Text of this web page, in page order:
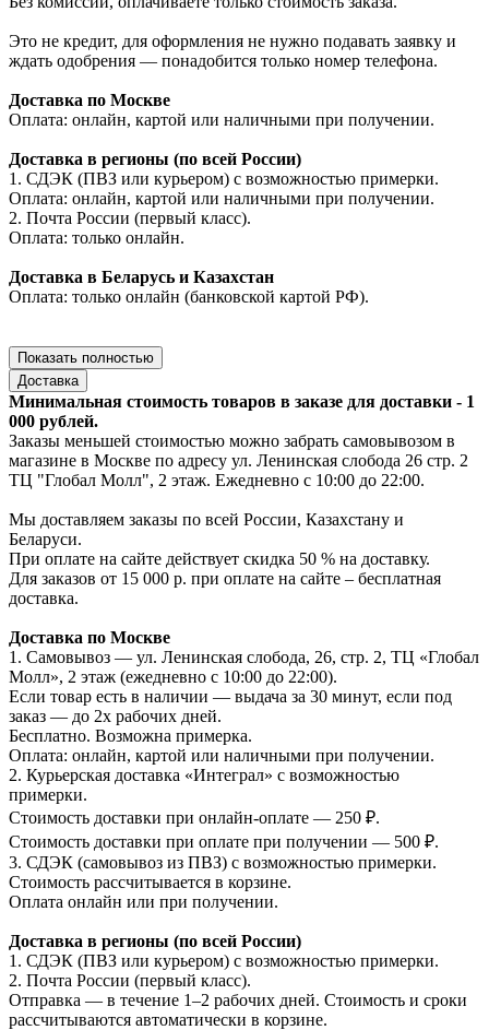
Это не кредит, для оформления не нужно подавать заявку и
ждать одобрения — понадобится только номер телефона.
Доставка по Москве
Оплата: онлайн, картой или наличными при получении.
Доставка в регионы (по всей России)
1. СДЭК (ПВЗ или курьером) с возможностью примерки.
Оплата: онлайн, картой или наличными при получении.
2. Почта России (первый класс).
Оплата: только онлайн.
Доставка в Беларусь и Казахстан
Оплата: только онлайн (банковской картой РФ).
Показать полностью
Доставка
Минимальная стоимость товаров в заказе для доставки - 1
000 рублей.
Заказы меньшей стоимостью можно забрать самовывозом в
магазине в Москве по адресу ул. Ленинская слобода 26 стр. 2
ТЦ "Глобал Молл", 2 этаж. Ежедневно с 10:00 до 22:00.
Мы доставляем заказы по всей России, Казахстану и
Беларуси.
При оплате на сайте действует скидка 50 % на доставку.
Для заказов от 15 000 р. при оплате на сайте – бесплатная
доставка.
Доставка по Москве
1. Самовывоз — ул. Ленинская слобода, 26, стр. 2, ТЦ «Глобал
Молл», 2 этаж (ежедневно с 10:00 до 22:00).
Если товар есть в наличии — выдача за 30 минут, если под
заказ — до 2х рабочих дней.
Бесплатно. Возможна примерка.
Оплата: онлайн, картой или наличными при получении.
2. Курьерская доставка «Интеграл» с возможностью
примерки.
Стоимость доставки при онлайн-оплате — 250 ₽.
Стоимость доставки при оплате при получении — 500 ₽.
3. СДЭК (самовывоз из ПВЗ) с возможностью примерки.
Стоимость рассчитывается в корзине.
Оплата онлайн или при получении.
Доставка в регионы (по всей России)
1. СДЭК (ПВЗ или курьером) с возможностью примерки.
2. Почта России (первый класс).
Отправка — в течение 1–2 рабочих дней. Стоимость и сроки
рассчитываются автоматически в корзине.